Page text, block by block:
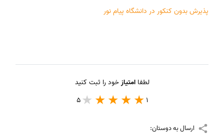
پذیرش بدون کنکور در دانشگاه پیام نور
لطفاامتیازخود را ثبت کنید
1
5
ارسال به دوستان: